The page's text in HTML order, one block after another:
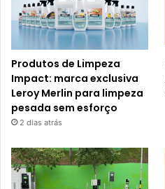
Produtos de Limpeza
Impact: marca exclusiva
Leroy Merlin para limpeza
pesada sem esforço
2 dias atrás